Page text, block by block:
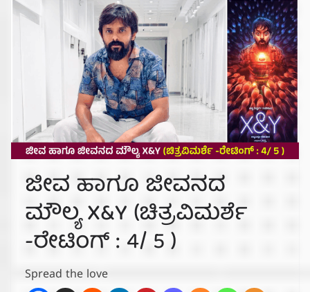
ಜೀವ ಹಾಗೂ ಜೀವನದ
ಮೌಲ್ಯ X&Y (ಚಿತ್ರವಿಮರ್ಶೆ
-ರೇಟಿಂಗ್ : 4/ 5 )
Spread the love